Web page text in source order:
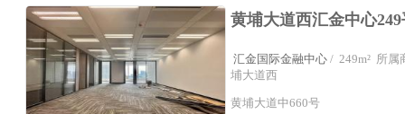
汇金国际金融中心 / 249m² 所属
埔大道西
黄埔大道中660号